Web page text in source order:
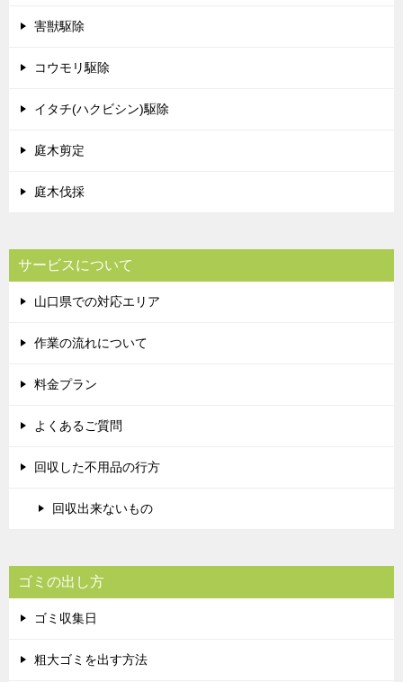
害獣駆除
コウモリ駆除
イタチ(ハクビシン)駆除
庭木剪定
庭木伐採
サービスについて
山口県での対応エリア
作業の流れについて
料金プラン
よくあるご質問
回収した不用品の行方
回収出来ないもの
ゴミの出し方
ゴミ収集日
粗大ゴミを出す方法